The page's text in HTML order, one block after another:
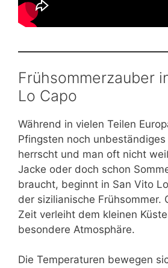
Frühsommerzauber
Lo Capo
Während in vielen Teilen
Pfingsten noch unbeständiges
herrscht und man oft nicht
Jacke oder doch schon
braucht, beginnt in San Vito
der sizilianische Frühsommer.
Zeit verleiht dem kleinen
besondere Atmosphäre.
Die Temperaturen bewegen